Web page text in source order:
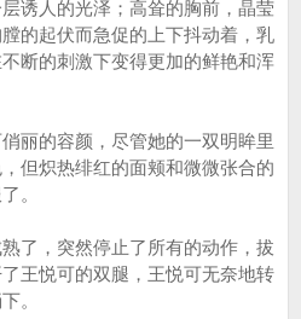
诱人的光泽；高耸的胸前，晶莹
的起伏而急促的上下抖动着，乳
断的刺激下变得更加的鲜艳和浑
的容颜，尽管她的一双明眸里
但炽热绯红的面颊和微微张合的
。
，突然停止了所有的动作，拔
王悦可的双腿，王悦可无奈地转
。